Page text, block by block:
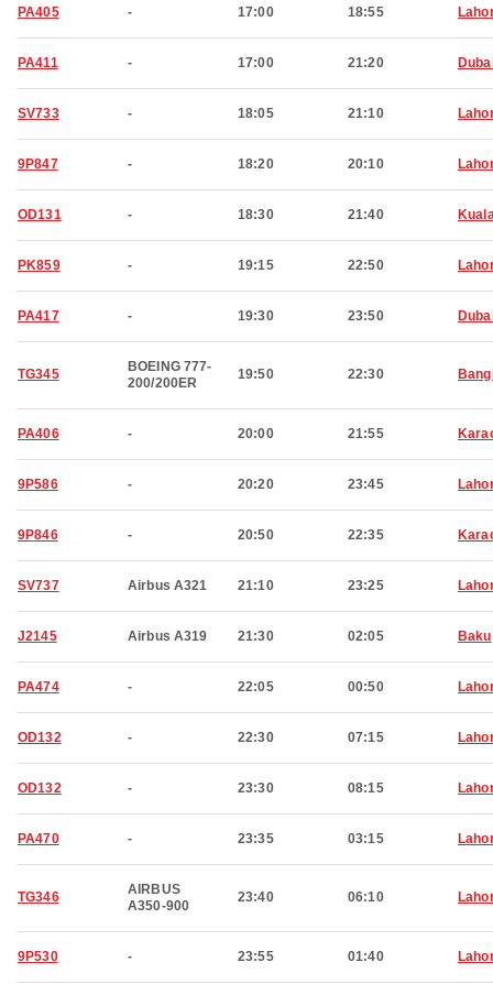
PA405 - 17:00 18:55
PA411 - 17:00 21:20
SV733 - 18:05 21:10
9P847 - 18:20 20:10
OD131 - 18:30 21:40
PK859 - 19:15 22:50
PA417 - 19:30 23:50
TG345
BOEING 777-
200/200ER
19:50 22:30
PA406 - 20:00 21:55
9P586 - 20:20 23:45
9P846 - 20:50 22:35
SV737 Airbus A321 21:10 23:25
J2145 Airbus A319 21:30 02:05 Baku
PA474 - 22:05 00:50
OD132 - 22:30 07:15
OD132 - 23:30 08:15
PA470 - 23:35 03:15
TG346
AIRBUS
A350-900
23:40 06:10
9P530 - 23:55 01:40